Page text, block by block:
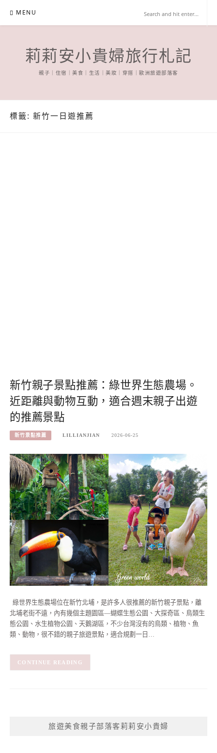
content
MENU
莉莉安小貴婦旅行札記
親子｜住宿｜美食｜生活｜美妝｜穿搭｜歐洲旅遊部落客
標籤: 新竹一日遊推薦
新竹親子景點推薦：綠世界生態農場。
近距離與動物互動，適合週末親子出遊
的推薦景點
新竹景點推薦 LILLIANJIAN 2026-06-25
綠世界生態農場位在新竹北埔，是許多人很推薦的新竹親子景點，離
北埔老街不遠，內有幾個主題園區—蝴蝶生態公園、大探奇區、鳥類生
態公園、水生植物公園、天鵝湖區，不少台灣沒有的鳥類、植物、魚
類、動物，很不錯的親子旅遊景點，適合規劃一日…
CONTINUE READING
旅遊美食親子部落客莉莉安小貴婦